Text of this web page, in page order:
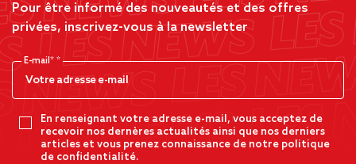
Pour être informé des nouveautés et des offres
privées, inscrivez-vous à la newsletter
E-mail*
En renseignant votre adresse e-mail, vous acceptez de
recevoir nos dernères actualités ainsi que nos derniers
articles et vous prenez connaissance de notre politique
de confidentialité.